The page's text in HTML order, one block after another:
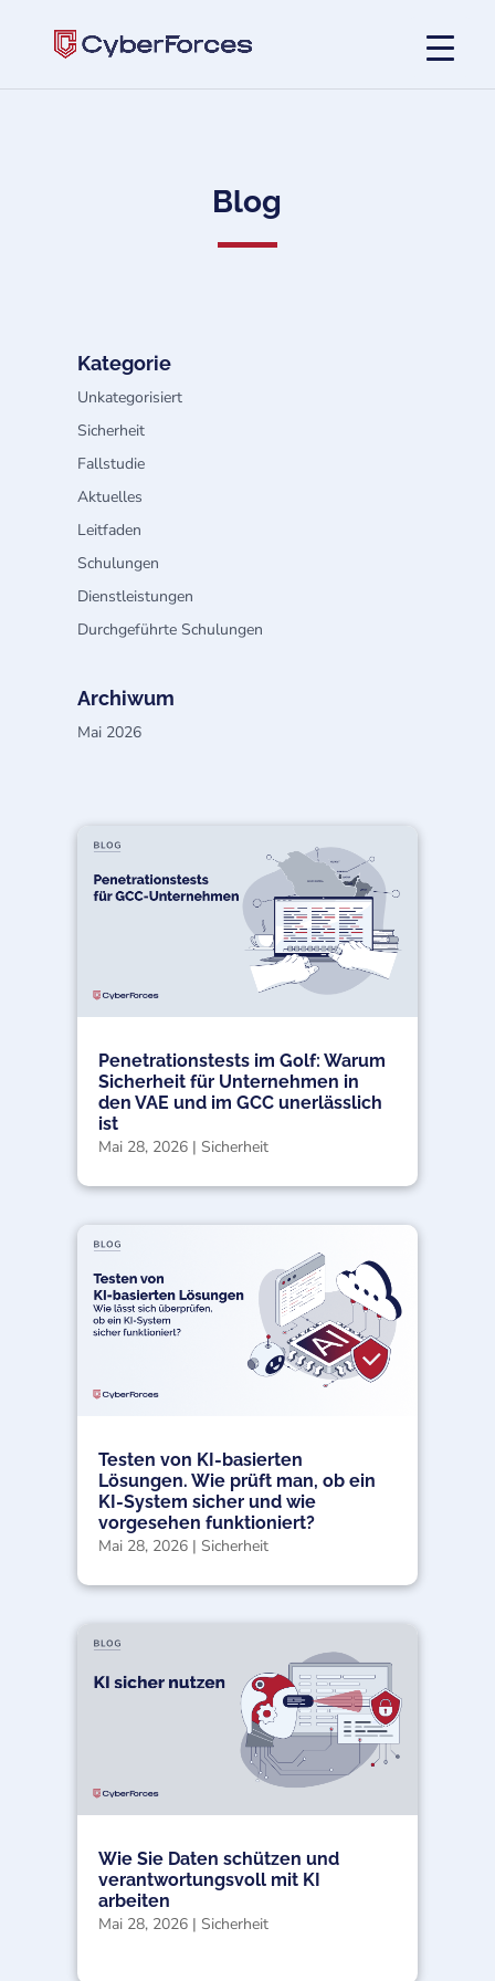
Blog
Kategorie
Unkategorisiert
Sicherheit
Fallstudie
Aktuelles
Leitfaden
Schulungen
Dienstleistungen
Durchgeführte Schulungen
Archiwum
Mai 2026
Penetrationstests im Golf: Warum
Sicherheit für Unternehmen in
den VAE und im GCC unerlässlich
ist
Mai 28, 2026 | Sicherheit
Testen von KI-basierten
Lösungen. Wie prüft man, ob ein
KI-System sicher und wie
vorgesehen funktioniert?
Mai 28, 2026 | Sicherheit
Wie Sie Daten schützen und
verantwortungsvoll mit KI
arbeiten
Mai 28, 2026 | Sicherheit